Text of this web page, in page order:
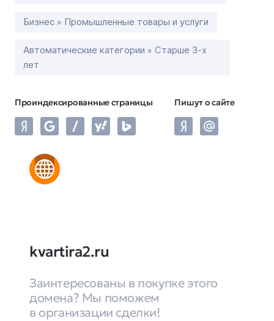
Бизнес » Промышленные товары и услуги
Автоматические категории » Старше 3-х
лет
Проиндексированные страницы Пишут о сайте
kvartira2.ru
Заинтересованы в покупке этого
домена? Мы поможем
в организации сделки!